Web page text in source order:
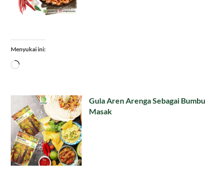
Menyukai ini:
Memuat...
Gula Aren Arenga Sebagai Bumbu
Masak